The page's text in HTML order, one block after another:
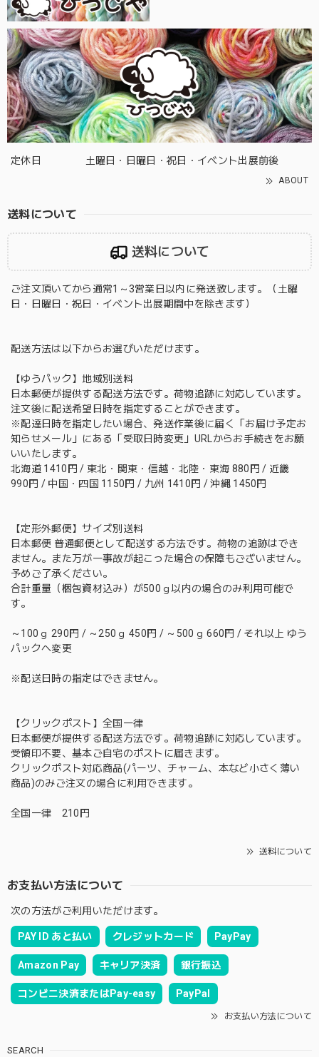
定休日 土曜日・日曜日・祝日・イベント出展前後
ABOUT
送料について
送料について
ご注文頂いてから通常1～3営業日以内に発送致します。（土曜
日・日曜日・祝日・イベント出展期間中を除きます）
配送方法は以下からお選びいただけます。
【ゆうパック】地域別送料
日本郵便が提供する配送方法です。荷物追跡に対応しています。
注文後に配送希望日時を指定することができます。
※配達日時を指定したい場合、発送作業後に届く「お届け予定お
知らせメール」にある「受取日時変更」URLからお手続きをお願
いいたします。
北海道 1410円 / 東北・関東・信越・北陸・東海 880円 / 近畿
990円 / 中国・四国 1150円 / 九州 1410円 / 沖縄 1450円
【定形外郵便】サイズ別送料
日本郵便 普通郵便として配送する方法です。荷物の追跡はでき
ません。また万が一事故が起こった場合の保障もございません。
予めご了承ください。
合計重量（梱包資材込み）が500ｇ以内の場合のみ利用可能で
す。
～100ｇ 290円 / ～250ｇ 450円 / ～500ｇ 660円 / それ以上 ゆう
パックへ変更
※配送日時の指定はできません。
【クリックポスト】全国一律
日本郵便が提供する配送方法です。荷物追跡に対応しています。
受領印不要、基本ご自宅のポストに届きます。
クリックポスト対応商品(パーツ、チャーム、本など小さく薄い
商品)のみご注文の場合に利用できます。
全国一律 210円
送料について
お支払い方法について
次の方法がご利用いただけます。
PAY ID あと払い クレジットカード PayPay
Amazon Pay キャリア決済 銀行振込
コンビニ決済またはPay-easy PayPal
お支払い方法について
SEARCH